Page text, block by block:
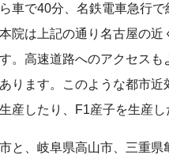
車で40分、名鉄電車急行
院は上記の通り名古屋の
。高速道路へのアクセス
ります。このような都市
産したり、F1産子を生産
と、岐阜県高山市、三重